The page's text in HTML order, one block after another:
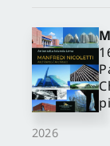
2026